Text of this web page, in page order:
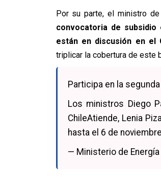
Por su parte, el ministro de
convocatoria de
están en discusión en el
triplicar la cobertura de este
Participa en la
Los ministros Diego
ChileAtiende, Lenia
hasta el 6 de
— Ministerio de Energía